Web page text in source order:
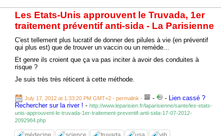
Les Etats-Unis approuvent le Truvada, 1er
traitement préventif anti-sida - La Parisienne
C'est tellement plus lucratif de donner des pilules à vie (en préventif
qui plus est) que de trouver un vaccin ou un remède...
Et genre ils croient que ça va pas inciter à avoir des conduites à
risque ?
Je suis très très réticent à cette méthode.
July 17, 2012 at 1:33:20 PM GMT+2 - permalink - - - Lien cassé ?
Rechercher sur la river ! - http://www.leparisien.fr/laparisienne/sante/les-etats-
unis-approuvent-le-truvada-1er-traitement-preventif-anti-sida-17-07-2012-
2092984.php